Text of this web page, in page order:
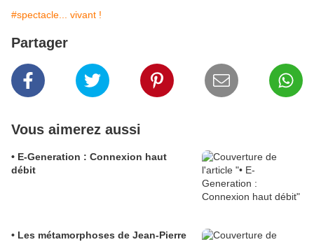
#spectacle... vivant !
Partager
Vous aimerez aussi
• E-Generation : Connexion haut
débit
• Les métamorphoses de Jean-Pierre